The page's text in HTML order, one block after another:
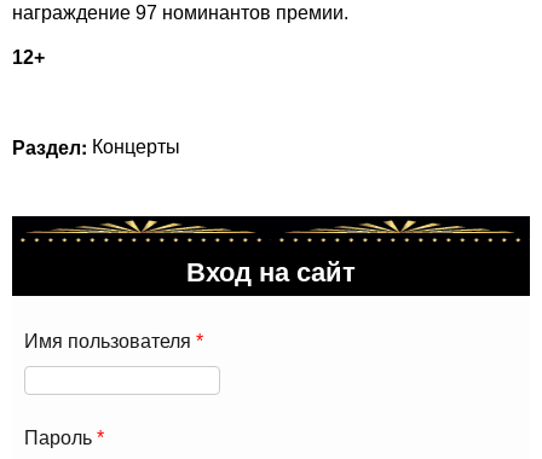
награждение 97 номинантов премии.
12+
Раздел: Концерты
Вход на сайт
Имя пользователя *
Пароль *